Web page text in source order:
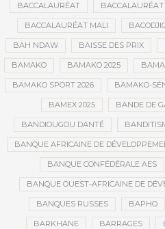
BACCALAURÉAT BACCALAURÉAT
BACCALAURÉAT MALI
BAH NDAW BAISSE DES PRIX
BAMAKO BAMAKO 2025
BAMAKO SPORT 2026 BAMAKO-
BAMEX 2025 BANDE DE
BANDIOUGOU DANTÉ
BANQUE AFRICAINE DE
BANQUE CONFÉDÉRALE AES
BANQUE OUEST-AFRICAINE DE
BANQUES RUSSES BAPHO
BARKHANE BARRAGES